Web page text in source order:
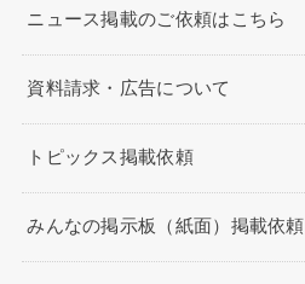
ニュース掲載のご依頼はこちら
資料請求・広告について
トピックス掲載依頼
みんなの掲示板（紙面）掲載依頼